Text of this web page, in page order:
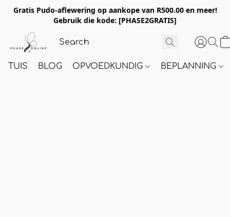
Gratis Pudo-aflewering op aankope van R500.00 en meer!
Gebruik die kode: [PHASE2GRATIS]
TUIS BLOG OPVOEDKUNDIG BEPLANNING